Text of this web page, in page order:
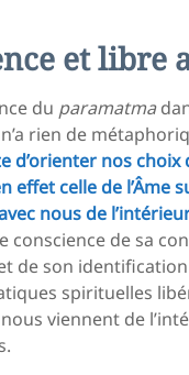
et libre
du paramatma
rien de
d’orienter nos choix
effet celle de l’Âme
nous de
conscience de sa
de son
spirituelles
viennent de